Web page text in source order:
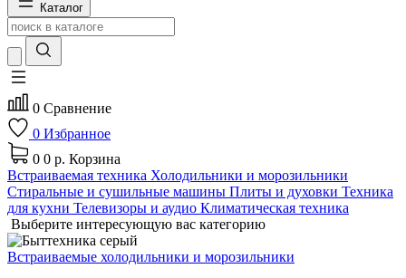
Каталог
0 Сравнение
0 Избранное
0 0 р. Корзина
Встраиваемая техника Холодильники и морозильники
Стиральные и сушильные машины Плиты и духовки Техника
для кухни Телевизоры и аудио Климатическая техника
Выберите интересующую вас категорию
Встраиваемые холодильники и морозильники